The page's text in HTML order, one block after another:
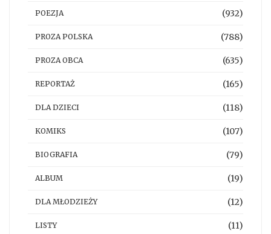
POEZJA (932)
PROZA POLSKA (788)
PROZA OBCA (635)
REPORTAŻ (165)
DLA DZIECI (118)
KOMIKS (107)
BIOGRAFIA (79)
ALBUM (19)
DLA MŁODZIEŻY (12)
LISTY (11)